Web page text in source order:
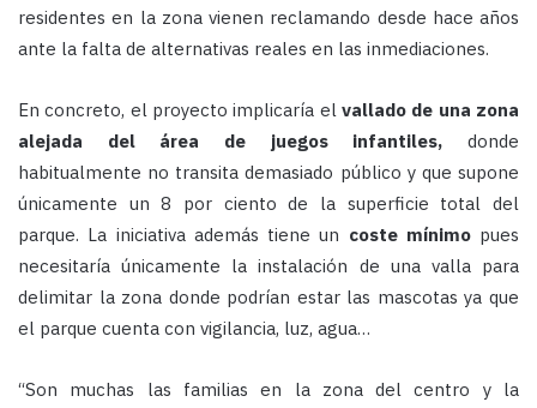
residentes en la zona vienen reclamando desde hace años
ante la falta de alternativas reales en las inmediaciones.
En concreto, el proyecto implicaría el vallado de una zona
alejada del área de juegos infantiles, donde
habitualmente no transita demasiado público y que supone
únicamente un 8 por ciento de la superficie total del
parque. La iniciativa además tiene un coste mínimopues
necesitaría únicamente la instalación de una valla para
delimitar la zona donde podrían estar las mascotas ya que
el parque cuenta con vigilancia, luz, agua…
“Son muchas las familias en la zona del centro y la